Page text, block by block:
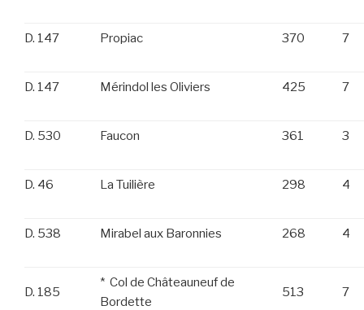
D. 147 Propiac 370 7
D. 147 Mérindol les Oliviers 425 7
D. 530 Faucon 361 3
D. 46 La Tuilière 298 4
D. 538 Mirabel aux Baronnies 268 4
D. 185
* Col de Châteauneuf de
Bordette
513 7